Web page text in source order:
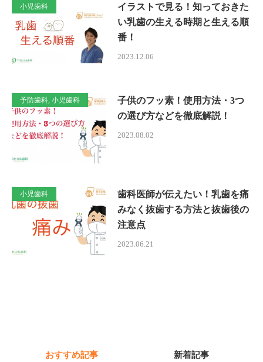
小児歯科
イラストで見る！知っておきた
い乳歯の生える時期と生える順
番！
2023.12.06
予防歯科, 小児歯科
子供のフッ素！使用方法・3つ
の選び方などを徹底解説！
2023.08.02
小児歯科
歯科医師が伝えたい！乳歯を痛
みなく抜歯する方法と抜歯後の
注意点
2023.06.21
おすすめ記事 新着記事